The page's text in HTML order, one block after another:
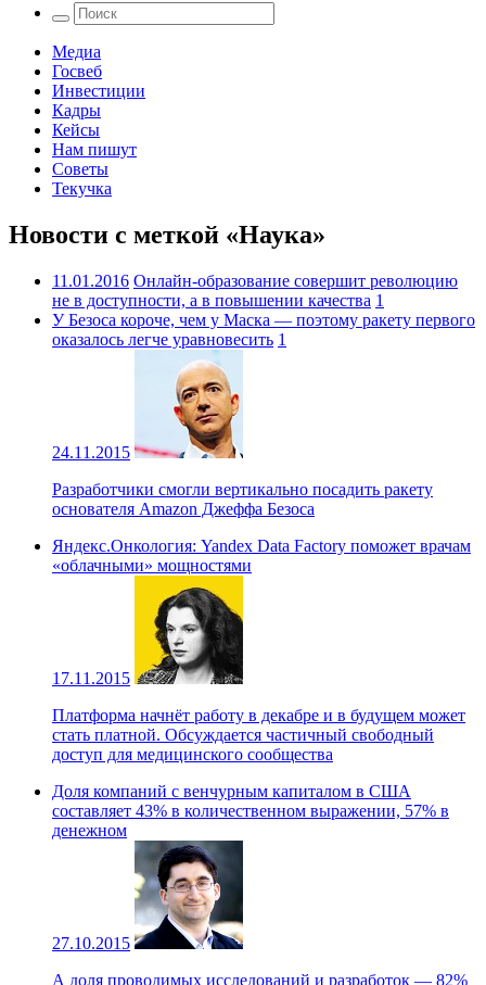
Медиа
Госвеб
Инвестиции
Кадры
Кейсы
Нам пишут
Советы
Текучка
Новости с меткой «Наука»
11.01.2016 Онлайн-образование совершит революцию
не в доступности, а в повышении качества 1
У Безоса короче, чем у Маска — поэтому ракету первого
оказалось легче уравновесить 1
24.11.2015
Разработчики смогли вертикально посадить ракету
основателя Amazon Джеффа Безоса
Яндекс.Онкология: Yandex Data Factory поможет врачам
«облачными» мощностями
17.11.2015
Платформа начнёт работу в декабре и в будущем может
стать платной. Обсуждается частичный свободный
доступ для медицинского сообщества
Доля компаний с венчурным капиталом в США
составляет 43% в количественном выражении, 57% в
денежном
27.10.2015
А доля проводимых исследований и разработок — 82%